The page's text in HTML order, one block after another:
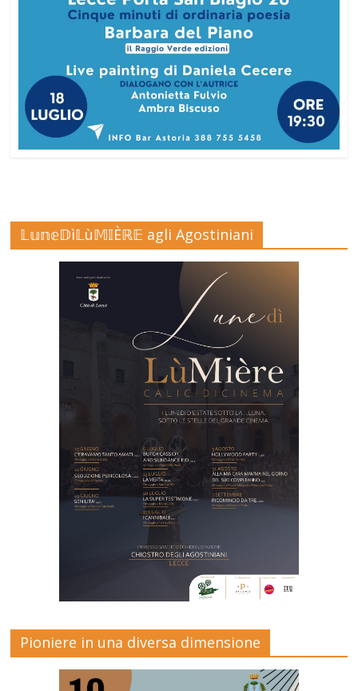
𝕃𝕦𝕟𝕖𝔻ì𝕃ù𝕄𝕀Èℝ𝔼 agli Agostiniani
Pioniere in una diversa dimensione